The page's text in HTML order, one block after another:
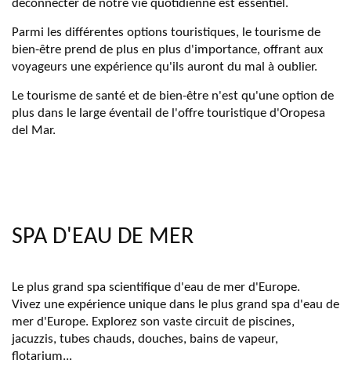
déconnecter de notre vie quotidienne est essentiel.
Parmi les différentes options touristiques, le tourisme de
bien-être prend de plus en plus d'importance, offrant aux
voyageurs une expérience qu'ils auront du mal à oublier.
Le tourisme de santé et de bien-être n'est qu'une option de
plus dans le large éventail de l'offre touristique d'Oropesa
del Mar.
SPA D'EAU DE MER
Le plus grand spa scientifique d'eau de mer d'Europe.
Vivez une expérience unique dans le plus grand spa d'eau de
mer d'Europe. Explorez son vaste circuit de piscines,
jacuzzis, tubes chauds, douches, bains de vapeur,
flotarium...